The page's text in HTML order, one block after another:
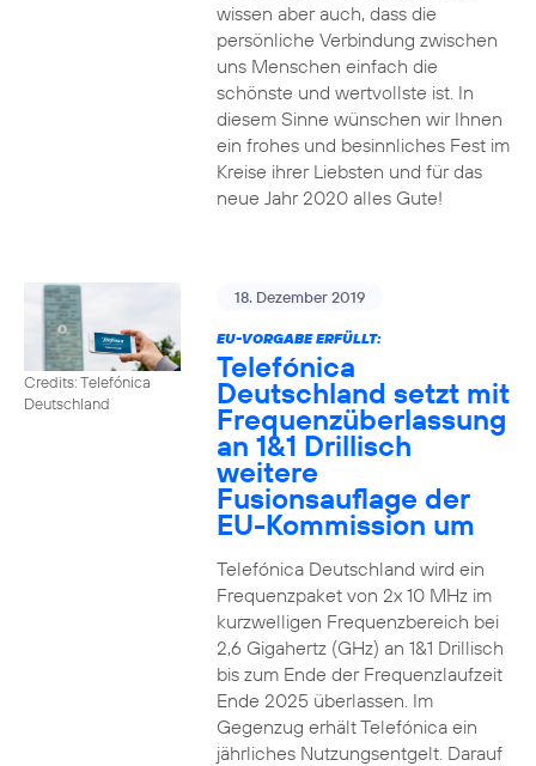
wissen aber auch, dass die
persönliche Verbindung zwischen
uns Menschen einfach die
schönste und wertvollste ist. In
diesem Sinne wünschen wir Ihnen
ein frohes und besinnliches Fest im
Kreise ihrer Liebsten und für das
neue Jahr 2020 alles Gute!
Credits: Telefónica
Deutschland
18. Dezember 2019
EU-VORGABE ERFÜLLT:
Telefónica
Deutschland setzt mit
Frequenzüberlassung
an 1&1 Drillisch
weitere
Fusionsauflage der
EU-Kommission um
Telefónica Deutschland wird ein
Frequenzpaket von 2x 10 MHz im
kurzwelligen Frequenzbereich bei
2,6 Gigahertz (GHz) an 1&1 Drillisch
bis zum Ende der Frequenzlaufzeit
Ende 2025 überlassen. Im
Gegenzug erhält Telefónica ein
jährliches Nutzungsentgelt. Darauf